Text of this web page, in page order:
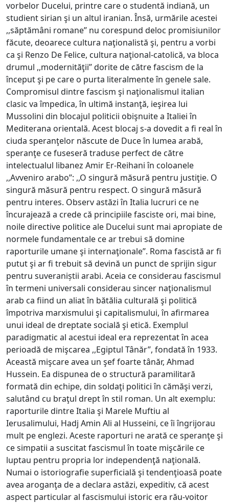
vorbelor Ducelui, printre care o studentă indiană, un
studient sirian şi un altul iranian. Însă, urmările acestei
,,săptămâni romane’’ nu corespund deloc promisiunilor
făcute, deoarece cultura naţionalistă şi, pentru a vorbi
ca şi Renzo De Felice, cultura naţional-catolică, va bloca
drumul ,,modernităţii’’ dorite de către fascism de la
început şi pe care o purta literalmente în genele sale.
Compromisul dintre fascism şi naţionalismul italian
clasic va împedica, în ultimă instanţă, ieşirea lui
Mussolini din blocajul politicii obişnuite a Italiei în
Mediterana orientală. Acest blocaj s-a dovedit a fi real în
ciuda speranţelor născute de Duce în lumea arabă,
speranţe ce fuseseră traduse perfect de către
intelectualul libanez Amir Er-Reihani în coloanele
,,Avveniro arabo’’: ,,O singură măsură pentru justiţie. O
singură măsură pentru respect. O singură măsură
pentru interes. Observ astăzi în Italia lucruri ce ne
încurajează a crede că principiile fasciste ori, mai bine,
noile directive politice ale Ducelui sunt mai apropiate de
normele fundamentale ce ar trebui să domine
raporturile umane şi internaţionale’’. Roma fascistă ar fi
putut şi ar fi trebuit să devină un punct de sprijin sigur
pentru suveraniștii arabi. Aceia ce considerau fascismul
în termeni universali considerau sincer naţionalismul
arab ca fiind un aliat în bătălia culturală şi politică
împotriva marxismului şi capitalismului, în afirmarea
unui ideal de dreptate socială şi etică. Exemplul
paradigmatic al acestui ideal era reprezentat în acea
perioadă de mişcarea ,,Egiptul Tânăr’’, fondată în 1933.
Această mişcare avea un şef foarte tânăr, Ahmad
Hussein. Ea dispunea de o structură paramilitară
formată din echipe, din soldaţi politici în cămăşi verzi,
salutând cu braţul drept în stil roman. Un alt exemplu:
raporturile dintre Italia şi Marele Muftiu al
Ierusalimului, Hadj Amin Ali al Husseini, ce îi îngrijorau
mult pe englezi. Aceste raporturi ne arată ce speranţe şi
ce simpatii a suscitat fascismul în toate mişcările ce
luptau pentru propria lor independenţă naţională.
Numai o istoriografie superficială şi tendenţioasă poate
avea aroganţa de a declara astăzi, expeditiv, că acest
aspect particular al fascismului istoric era rău-voitor